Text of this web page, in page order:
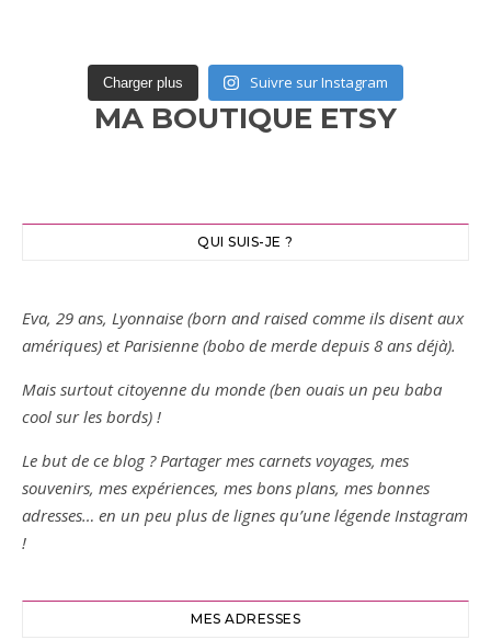
Charger plus Suivre sur Instagram
MA BOUTIQUE ETSY
QUI SUIS-JE ?
Eva, 29 ans, Lyonnaise (born and raised comme ils disent aux
amériques) et Parisienne (bobo de merde depuis 8 ans déjà).
Mais surtout citoyenne du monde (ben ouais un peu baba
cool sur les bords) !
Le but de ce blog ? Partager mes carnets voyages, mes
souvenirs, mes expériences, mes bons plans, mes bonnes
adresses… en un peu plus de lignes qu’une légende Instagram
!
MES ADRESSES